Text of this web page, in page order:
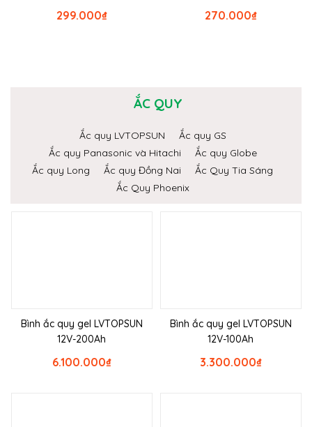
₫
299.000 ₫
270.000
ẮC QUY
Ắc quy LVTOPSUN
Ắc quy GS
Ắc quy Panasonic và Hitachi
Ắc quy Globe
Ắc quy Long
Ắc quy Đồng Nai
Ắc Quy Tia Sáng
Ắc Quy Phoenix
Bình ắc quy gel LVTOPSUN
12V-200Ah
₫
6.100.000
Bình ắc quy gel LVTOPSUN
12V-100Ah
₫
3.300.000